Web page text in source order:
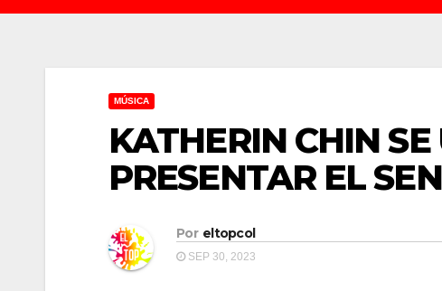
MÚSICA
KATHERIN CHIN
PRESENTAR EL
Por eltopcol
SEP 30, 2023